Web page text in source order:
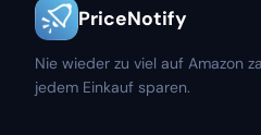
PriceNotify
Nie wieder zu viel auf Amazon
jedem Einkauf sparen.